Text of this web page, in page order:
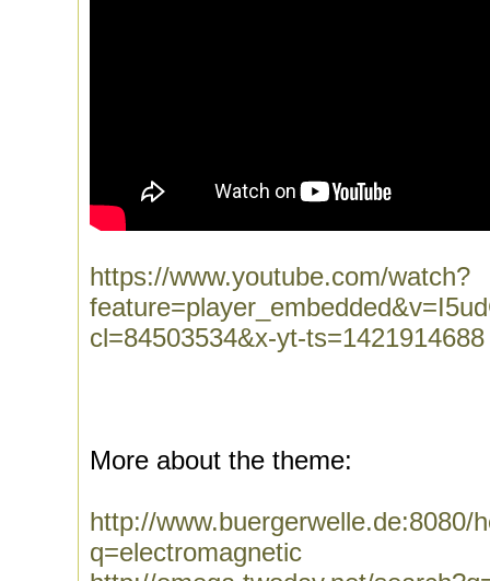
https://www.youtube.com/watch?
cl=84503534&x-yt-ts=1421914688
More about the theme:
http://www.buergerwelle.de:8080/
q=electromagnetic